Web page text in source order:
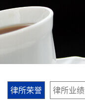
律所荣誉 律所业绩